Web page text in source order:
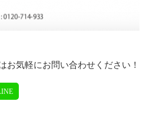
お気軽にお問い合わせください！